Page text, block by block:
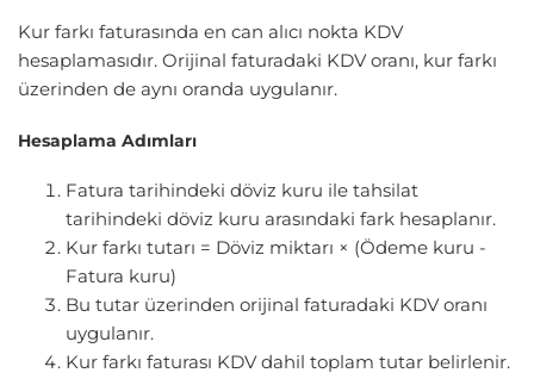
Kur farkı faturasında en can alıcı nokta KDV
hesaplamasıdır. Orijinal faturadaki KDV oranı, kur farkı
üzerinden de aynı oranda uygulanır.
Hesaplama Adımları
Fatura tarihindeki döviz kuru ile tahsilat
tarihindeki döviz kuru arasındaki fark hesaplanır.
Kur farkı tutarı = Döviz miktarı × (Ödeme kuru -
Fatura kuru)
Bu tutar üzerinden orijinal faturadaki KDV oranı
uygulanır.
Kur farkı faturası KDV dahil toplam tutar belirlenir.